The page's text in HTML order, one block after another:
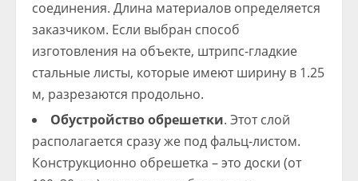
соединения. Длина материалов определяется
заказчиком. Если выбран способ
изготовления на объекте, штрипс-гладкие
стальные листы, которые имеют ширину в 1.25
м, разрезаются продольно.
Обустройство обрешетки. Этот слой
располагается сразу же под фальц-листом.
Конструкционно обрешетка – это доски (от